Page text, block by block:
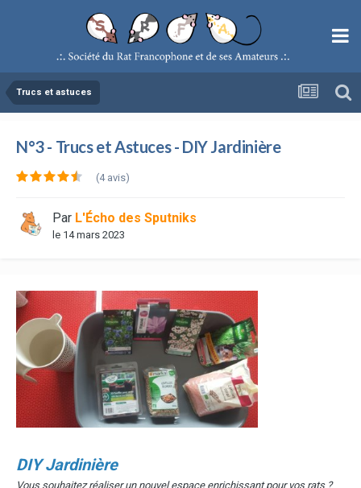
Trucs et astuces
N°3 - Trucs et Astuces - DIY Jardinière
(4 avis)
Par L'Écho des Sputniks
le 14 mars 2023
DIY Jardinière
Vous souhaitez réaliser un nouvel espace enrichissant pour vos rats ?